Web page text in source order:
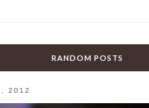
RANDOM POSTS
2012